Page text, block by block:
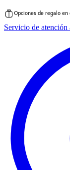
al
Opciones de regalo
Servicio de atención